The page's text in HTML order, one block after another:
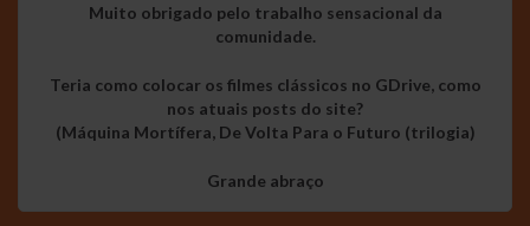
Muito obrigado pelo trabalho sensacional da
comunidade.
Teria como colocar os filmes clássicos no GDrive, como
nos atuais posts do site?
(Máquina Mortífera, De Volta Para o Futuro (trilogia)
Grande abraço